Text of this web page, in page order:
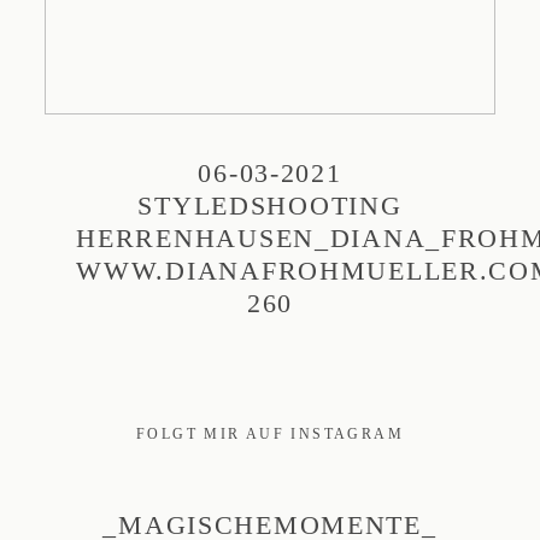
06-03-2021
STYLEDSHOOTING
260
FOLGT MIR AUF INSTAGRAM
_MAGISCHEMOMENTE_